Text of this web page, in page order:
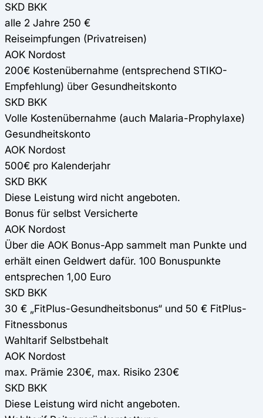
SKD BKK
alle 2 Jahre 250 €
Reiseimpfungen (Privatreisen)
AOK Nordost
200€ Kostenübernahme (entsprechend STIKO-
Empfehlung) über Gesundheitskonto
SKD BKK
Volle Kostenübernahme (auch Malaria-Prophylaxe)
Gesundheitskonto
AOK Nordost
500€ pro Kalenderjahr
SKD BKK
Diese Leistung wird nicht angeboten.
Bonus für selbst Versicherte
AOK Nordost
Über die AOK Bonus-App sammelt man Punkte und
erhält einen Geldwert dafür. 100 Bonuspunkte
entsprechen 1,00 Euro
SKD BKK
30 € „FitPlus-Gesundheitsbonus“ und 50 € FitPlus-
Fitnessbonus
Wahltarif Selbstbehalt
AOK Nordost
max. Prämie 230€, max. Risiko 230€
SKD BKK
Diese Leistung wird nicht angeboten.